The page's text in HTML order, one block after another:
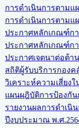
การดำเนินการตามแ
การดำเนินการตามแ
ประกาศหลักเกณฑ์กา
ประกาศหลักเกณฑ์ก
ประกาศเจตนาต่อต้า
สถิติผู้รับบริการกองค
วิเคราะห์ความเสี่ยงใ
แผนผฎิบัติการป้องกัน
รายงานผลการดำเ
ปีงบประมาณ พ.ศ